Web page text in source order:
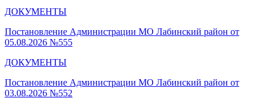
ДОКУМЕНТЫ
Постановление Администрации МО Лабинский район от
05.08.2026 №555
ДОКУМЕНТЫ
Постановление Администрации МО Лабинский район от
03.08.2026 №552